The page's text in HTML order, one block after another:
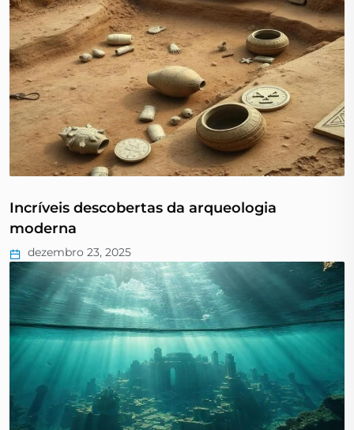
Incríveis descobertas da arqueologia
moderna
dezembro 23, 2025